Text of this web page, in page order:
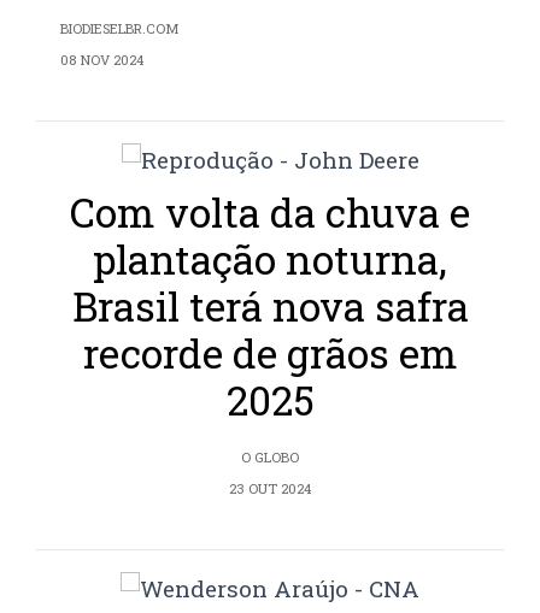
BIODIESELBR.COM
08 NOV 2024
Com volta da chuva e
plantação noturna,
Brasil terá nova safra
recorde de grãos em
2025
O GLOBO
23 OUT 2024